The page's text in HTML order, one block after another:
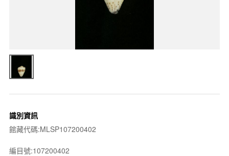
識別資訊
館藏代碼:MLSP107200402
編目號:107200402